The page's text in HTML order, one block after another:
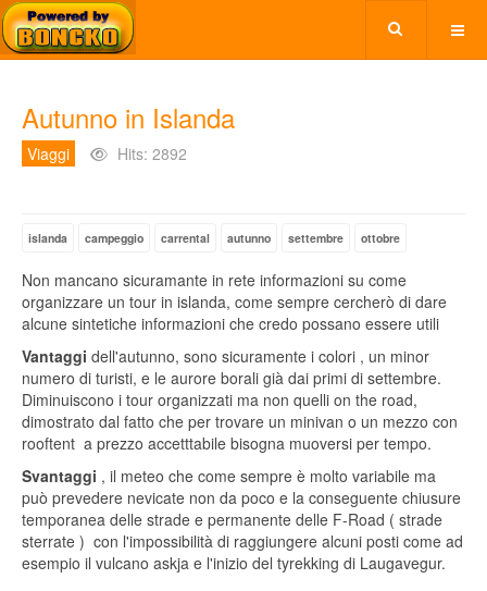
Autunno in Islanda
Viaggi Hits: 2892
islanda campeggio carrental autunno settembre ottobre
Non mancano sicuramante in rete informazioni su come
organizzare un tour in islanda, come sempre cercherò di dare
alcune sintetiche informazioni che credo possano essere utili
Vantaggi dell'autunno, sono sicuramente i colori , un minor
numero di turisti, e le aurore borali già dai primi di settembre.
Diminuiscono i tour organizzati ma non quelli on the road,
dimostrato dal fatto che per trovare un minivan o un mezzo con
rooftent a prezzo accetttabile bisogna muoversi per tempo.
Svantaggi , il meteo che come sempre è molto variabile ma
può prevedere nevicate non da poco e la conseguente chiusure
temporanea delle strade e permanente delle F-Road ( strade
sterrate ) con l'impossibilità di raggiungere alcuni posti come ad
esempio il vulcano askja e l'inizio del tyrekking di Laugavegur.